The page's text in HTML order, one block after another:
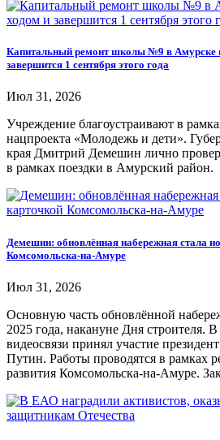
Капитальный ремонт школы №9 в Амурске
завершится 1 сентября этого года
Июл 31, 2026
Учреждение благоустраивают в
нацпроекта «Молодежь и дети».
края Дмитрий Демешин лично
в рамках поездки в Амурский район.
Демешин: обновлённая набережная стала
Комсомольска-на-Амуре
Июл 31, 2026
Основную часть обновлённой
2025 года, накануне Дня строителя.
видеосвязи принял участие
Путин. Работы проводятся в рамках
развития Комсомольска-на-Амуре.